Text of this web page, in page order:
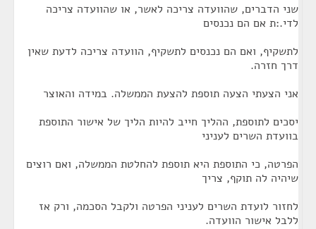
שני הדברים, שהוועדה צריכה לאשר, או שהוועדה צריכה
לדי.:ת אם הם נכנסים
לתשקיף, ואם הם נכנסים לתשקיף, הוועדה צריכה לדעת שאין
דרך חזרה.
אני הצעתי הצעה תוספת להצעת הממשלה. במידה והאוצר
יסכים לתוספת, ההליך חייב להיות הליך של אישור התוספת
בוועדת השרים לעניני
הפרטה, כי התוספת היא תוספת להחלטת הממשלה, ואם רוצים
שיהיה לה תוקף, צריך
לחזור לועדת השרים לעניני הפרטה ולקבל הסכמה, ורק אז
ללבל אישור הוועדה.